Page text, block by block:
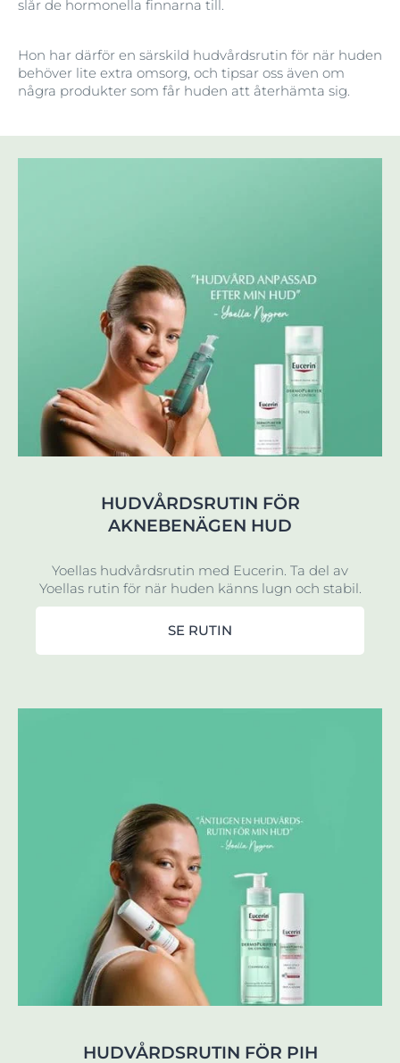
slår de hormonella finnarna till.
Hon har därför en särskild hudvårdsrutin för när huden
behöver lite extra omsorg, och tipsar oss även om
några produkter som får huden att återhämta sig.
HUDVÅRDSRUTIN FÖR
AKNEBENÄGEN HUD
Yoellas hudvårdsrutin med Eucerin. Ta del av
Yoellas rutin för när huden känns lugn och stabil.
SE RUTIN
HUDVÅRDSRUTIN FÖR PIH